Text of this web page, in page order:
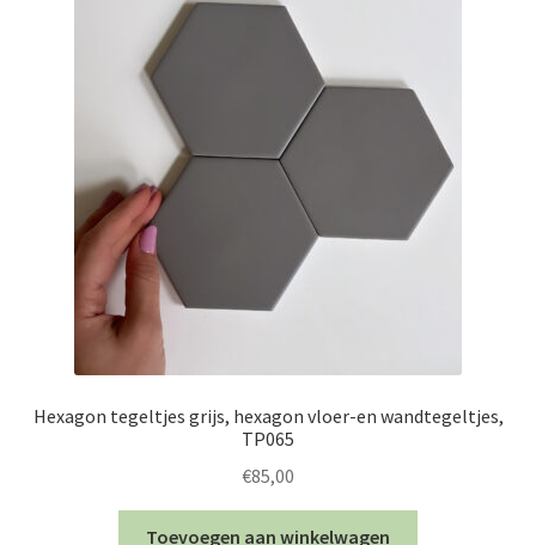
Hexagon tegeltjes grijs, hexagon vloer-en wandtegeltjes,
TP065
€85,00
Toevoegen aan winkelwagen